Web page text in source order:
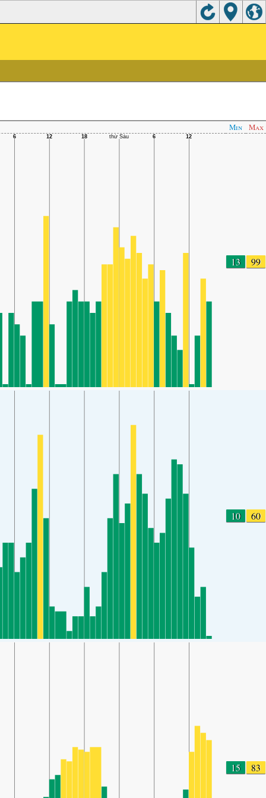
Min Max
13 99
10 60
15 83